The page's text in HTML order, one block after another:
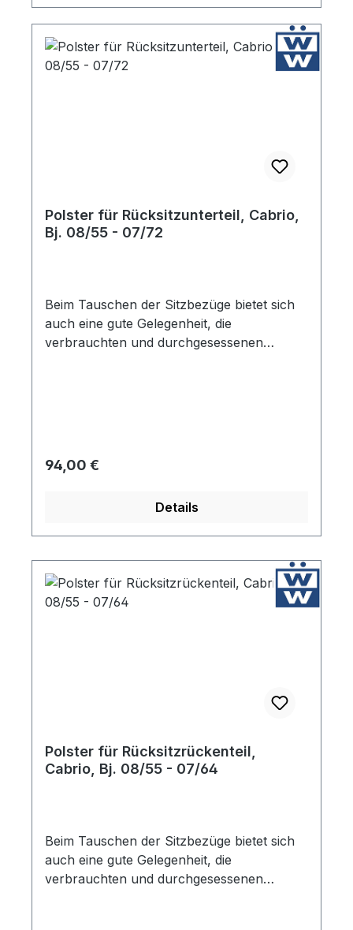
Polster für Rücksitzunterteil, Cabrio,
Bj. 08/55 - 07/72
Beim Tauschen der Sitzbezüge bietet sich
auch eine gute Gelegenheit, die
verbrauchten und durchgesessenen
Regulärer Preis:
94,00 €
Details
Polster für Rücksitzrückenteil,
Cabrio, Bj. 08/55 - 07/64
Beim Tauschen der Sitzbezüge bietet sich
auch eine gute Gelegenheit, die
verbrauchten und durchgesessenen